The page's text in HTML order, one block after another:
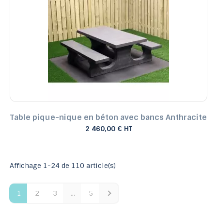
Table pique-nique en béton avec bancs Anthracite
2 460,00 € HT
Affichage 1-24 de 110 article(s)
1 2 3 … 5